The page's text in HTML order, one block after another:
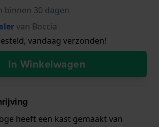
binnen 30 dagen
van Boccia
vandaag verzonden!
In Winkelwagen
heeft een kast gemaakt van